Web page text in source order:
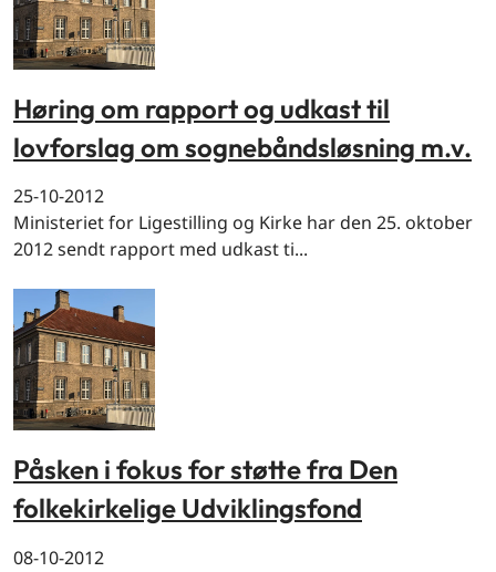
Høring om rapport og udkast til
lovforslag om sognebåndsløsning m.v.
25-10-2012
Ministeriet for Ligestilling og Kirke har den 25. oktober
2012 sendt rapport med udkast ti...
Påsken i fokus for støtte fra Den
folkekirkelige Udviklingsfond
08-10-2012